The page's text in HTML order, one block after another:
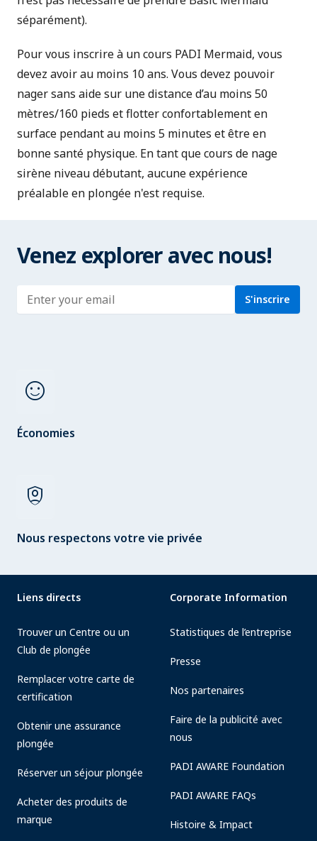
séparément).
Pour vous inscrire à un cours PADI Mermaid, vous
devez avoir au moins 10 ans. Vous devez pouvoir
nager sans aide sur une distance d’au moins 50
mètres/160 pieds et flotter confortablement en
surface pendant au moins 5 minutes et être en
bonne santé physique. En tant que cours de nage
sirène niveau débutant, aucune expérience
préalable en plongée n'est requise.
Venez explorer avec nous!
Enter address S'inscrire
sentiment_satisfied
Économies
shield_person
Nous respectons votre vie privée
Liens directs
Trouver un Centre ou un
Club de plongée
Remplacer votre carte de
certification
Obtenir une assurance
plongée
Réserver un séjour plongée
Acheter des produits de
marque
Corporate Information
Statistiques de l’entreprise
Presse
Nos partenaires
Faire de la publicité avec
nous
PADI AWARE Foundation
PADI AWARE FAQs
Histoire & Impact